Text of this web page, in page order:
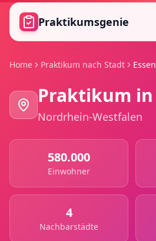
Zum Hauptinhalt springen
Praktikumsgenie
Home Praktikum nach Stadt Essen
Praktikum in
Nordrhein-Westfalen
580.000
Einwohner
4
Nachbarstädte